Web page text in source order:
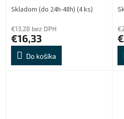
Skladom (do 24h-48h) (4 ks)
€13,28 bez DPH
€16,33
Do košíka